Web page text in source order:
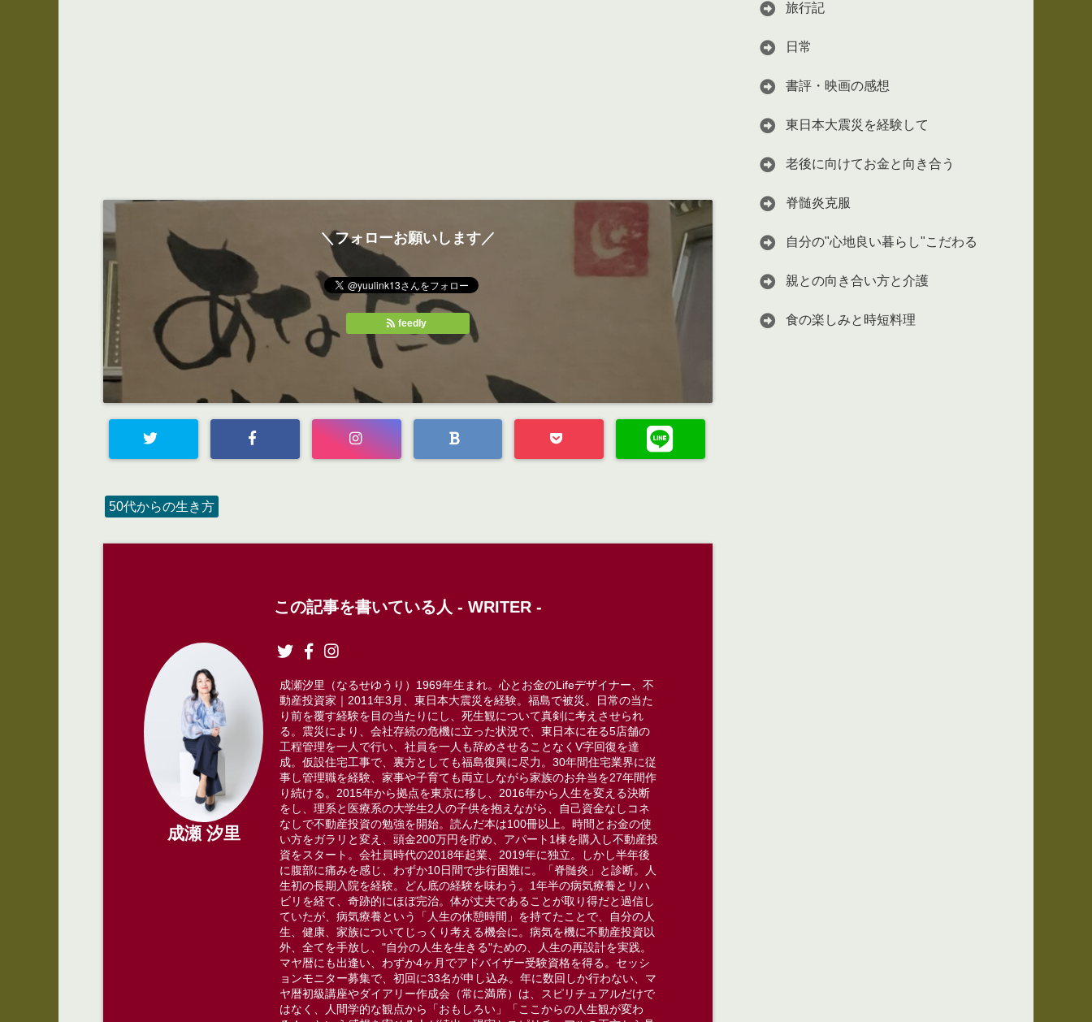
＼フォローお願いします／
feedly
50代からの生き方
この記事を書いている人 - WRITER -
成瀬 汐里
成瀬汐里（なるせゆうり）1969年生まれ。心とお金のLifeデザイナー、不
動産投資家｜2011年3月、東日本大震災を経験。福島で被災。日常の当た
り前を覆す経験を目の当たりにし、死生観について真剣に考えさせられ
る。震災により、会社存続の危機に立った状況で、東日本に在る5店舗の
工程管理を一人で行い、社員を一人も辞めさせることなくV字回復を達
成。仮設住宅工事で、裏方としても福島復興に尽力。30年間住宅業界に従
事し管理職を経験、家事や子育ても両立しながら家族のお弁当を27年間作
り続ける。​2015年から拠点を東京に移し、2016年から人生を変える決断
をし、理系と医療系の大学生2人の子供を抱えながら、自己資金なしコネ
なしで不動産投資の勉強を開始。読んだ本は100冊以上。時間とお金の使
い方をガラリと変え、頭金200万円を貯め​、アパート1棟を購入し不動産投
資をスタート。​会社員時代の2018年起業、2019年に独立。しかし半年後
に腹部に痛みを感じ、わずか10日間で歩行困難に。「脊髄炎」と診断。人
生初の長期入院を経験。どん底の経験を味わう。1年半の病気療養とリハ
ビリを経て、奇跡的にほぼ完治。体が丈夫であることが取り得だと過信し
ていたが、病気療養という「人生の休憩時間」を持てたことで、自分の人
生、健康、家族についてじっくり考える機会に。病気を機に不動産投資以
外、全てを手放し、"自分の人生を生きる"ための、人生の再設計を実践。
マヤ暦にも出逢い、わずか4ヶ月でアドバイザー受験資格を得る。セッシ
ョンモニター募集で、初回に33名が申し込み。年に数回しか行わない、マ
ヤ暦初級講座やダイアリー作成会（常に満席）は、スピリチュアルだけで
はなく、人間学的な観点から「おもしろい」「ここからの人生観が変わ
旅行記
日常
書評・映画の感想
東日本大震災を経験して
老後に向けてお金と向き合う
脊髄炎克服
自分の"心地良い暮らし"こだわる
親との向き合い方と介護
食の楽しみと時短料理